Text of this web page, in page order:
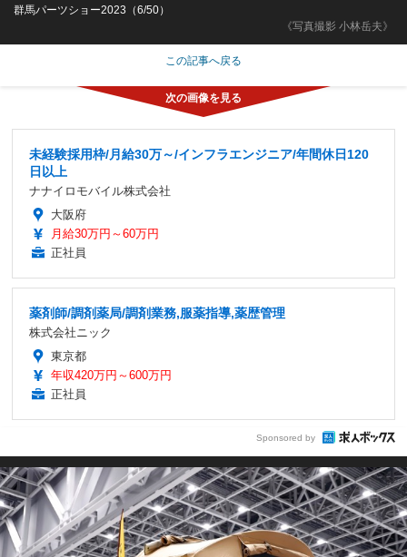
《写真撮影 小林岳夫》
群馬パーツショー2023（6/50）
この記事へ戻る
未経験採用枠/月給30万～/インフラエンジニア/年間休日120
日以上
ナナイロモバイル株式会社
大阪府
月給30万円～60万円
正社員
薬剤師/調剤薬局/調剤業務,服薬指導,薬歴管理
株式会社ニック
東京都
年収420万円～600万円
正社員
Sponsored by